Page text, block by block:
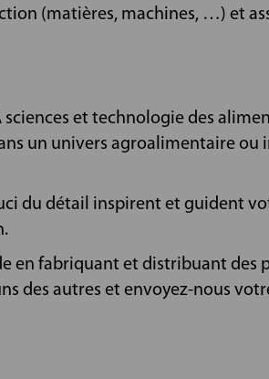
(matières, machines, …) et
sciences et technologie des
un univers agroalimentaire ou
du détail inspirent et guident
en fabriquant et distribuant des
des autres et envoyez-nous